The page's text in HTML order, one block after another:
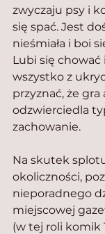
zwyczaju psy i
się spać. Jest
nieśmiała i boi
Lubi się
wszystko z
przyznać, że
odzwierciedla
zachowanie.
Na skutek
okoliczności,
nieporadnego
miejscowej
(w tej roli komik